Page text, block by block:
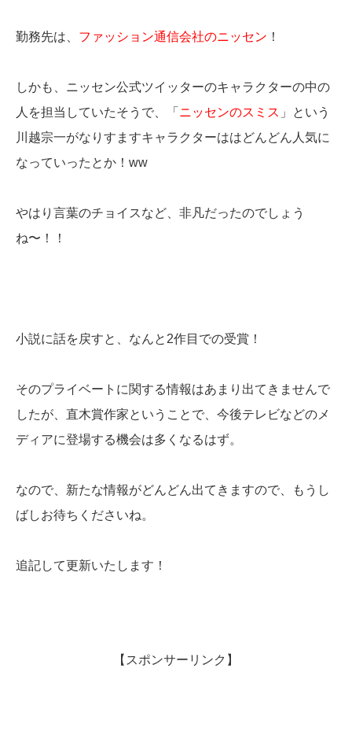
勤務先は、 ファッション通信会社のニッセン ！
しかも、ニッセン公式ツイッターのキャラクターの中の
人を担当していたそうで、「 ニッセンのスミス 」という
川越宗一がなりすますキャラクターははどんどん人気に
なっていったとか！ww
やはり言葉のチョイスなど、非凡だったのでしょう
ね〜！！
小説に話を戻すと、なんと2作目での受賞！
そのプライベートに関する情報はあまり出てきませんで
したが、直木賞作家ということで、今後テレビなどのメ
ディアに登場する機会は多くなるはず。
なので、新たな情報がどんどん出てきますので、もうし
ばしお待ちくださいね。
追記して更新いたします！
【スポンサーリンク】